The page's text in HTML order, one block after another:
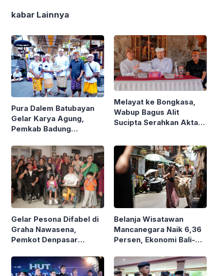
kabar Lainnya
Pura Dalem Batubayan
Gelar Karya Agung,
Pemkab Badung
Melayat ke Bongkasa,
Wabup Bagus Alit
Sucipta Serahkan Akta
Gelar Pesona Difabel di
Graha Nawasena,
Pemkot Denpasar
dan Penyintas
Skizofrenia
Belanja Wisatawan
Mancanegara Naik 6,36
Persen, Ekonomi Bali-
Persen